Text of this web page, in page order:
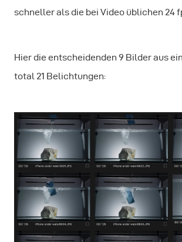
schneller als die bei Video üblichen 24
Hier die entscheidenden 9 Bilder aus
total 21 Belichtungen: